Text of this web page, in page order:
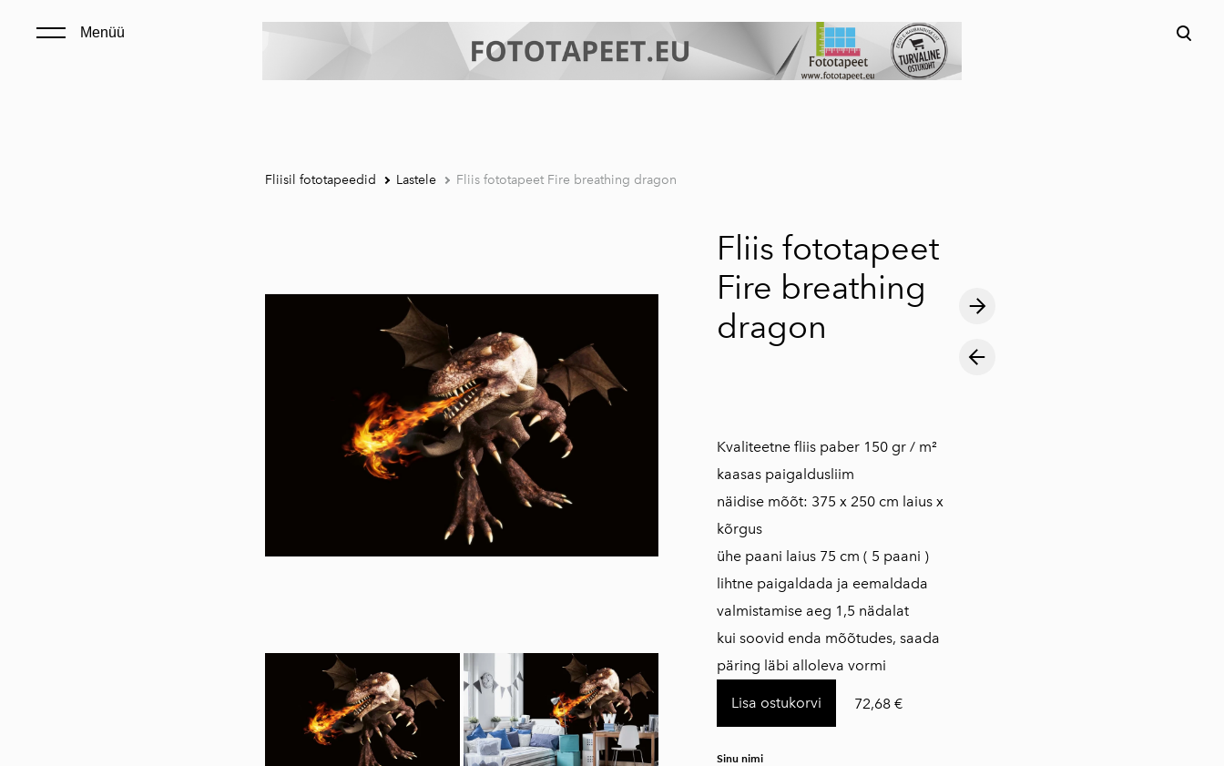
Menüü
lisati ostukorvi.
Fliisil fototapeedid Lastele Fliis fototapeet Fire breathing dragon
Fliis fototapeet
Fire breathing
dragon
Kvaliteetne fliis paber 150 gr / m²
kaasas paigaldusliim
näidise mõõt: 375 x 250 cm laius x
kõrgus
ühe paani laius 75 cm ( 5 paani )
lihtne paigaldada ja eemaldada
valmistamise aeg 1,5 nädalat
kui soovid enda mõõtudes, saada
päring läbi alloleva vormi
Lisa ostukorvi 72,68 €
Sinu nimi